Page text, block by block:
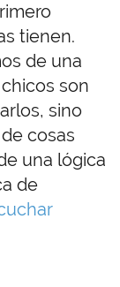
tienen.
de una
son
sino
cosas
una lógica
de